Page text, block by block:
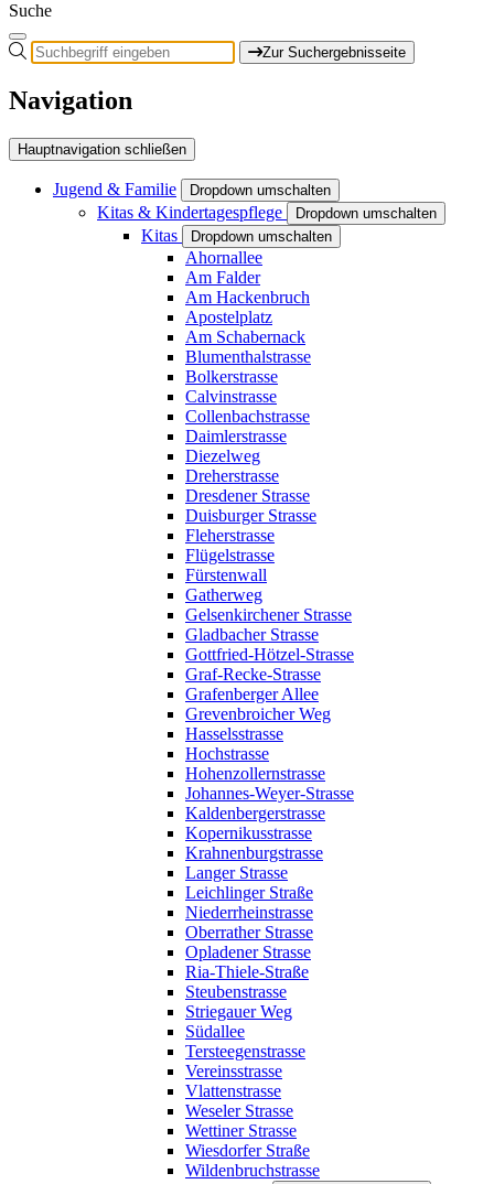
Suche
Zur Suchergebnisseite
Navigation
Hauptnavigation schließen
Jugend & Familie Dropdown umschalten
Kitas & Kindertagespflege Dropdown umschalten
Kitas Dropdown umschalten
Ahornallee
Am Falder
Am Hackenbruch
Apostelplatz
Am Schabernack
Blumenthalstrasse
Bolkerstrasse
Calvinstrasse
Collenbachstrasse
Daimlerstrasse
Diezelweg
Dreherstrasse
Dresdener Strasse
Duisburger Strasse
Fleherstrasse
Flügelstrasse
Fürstenwall
Gatherweg
Gelsenkirchener Strasse
Gladbacher Strasse
Gottfried-Hötzel-Strasse
Graf-Recke-Strasse
Grafenberger Allee
Grevenbroicher Weg
Hasselsstrasse
Hochstrasse
Hohenzollernstrasse
Johannes-Weyer-Strasse
Kaldenbergerstrasse
Kopernikusstrasse
Krahnenburgstrasse
Langer Strasse
Leichlinger Straße
Niederrheinstrasse
Oberrather Strasse
Opladener Strasse
Ria-Thiele-Straße
Steubenstrasse
Striegauer Weg
Südallee
Tersteegenstrasse
Vereinsstrasse
Vlattenstrasse
Weseler Strasse
Wettiner Strasse
Wiesdorfer Straße
Wildenbruchstrasse